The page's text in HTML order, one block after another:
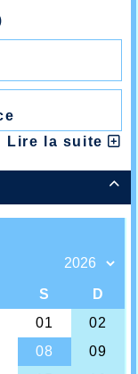
Lire la suite
